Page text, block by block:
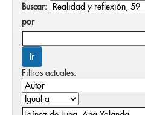
Buscar:
por
Filtros actuales: